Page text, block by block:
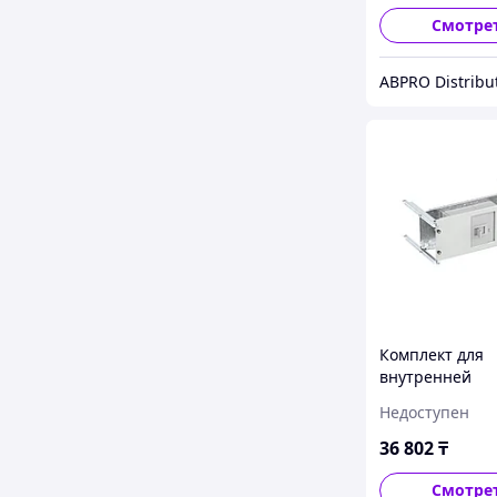
ABPRO
Комплект для
внутренней
установки с
креплением 3п
мм RAM
Недоступен
36 802₸